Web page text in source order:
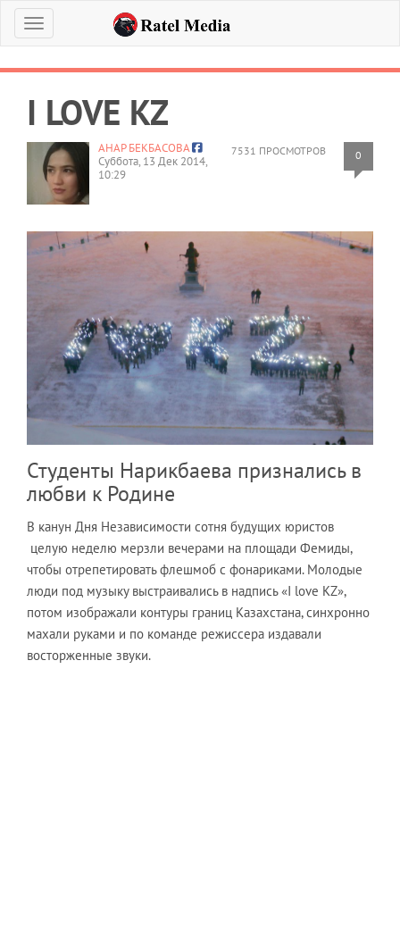
Меню
I LOVE KZ
7531 ПРОСМОТРОВ 0
АНАР БЕКБАСОВА
Суббота, 13 Дек 2014,
10:29
Студенты Нарикбаева признались в
любви к Родине
В канун Дня Независимости сотня будущих юристов
целую неделю мерзли вечерами на площади Фемиды,
чтобы отрепетировать флешмоб с фонариками. Молодые
люди под музыку выстраивались в надпись «I love KZ»,
потом изображали контуры границ Казахстана, синхронно
махали руками и по команде режиссера издавали
восторженные звуки.